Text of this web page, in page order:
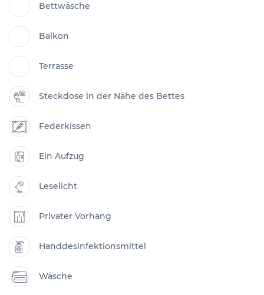
Bettwäsche
Balkon
Terrasse
Steckdose in der Nähe des Bettes
Federkissen
Ein Aufzug
Leselicht
Privater Vorhang
Handdesinfektionsmittel
Wäsche